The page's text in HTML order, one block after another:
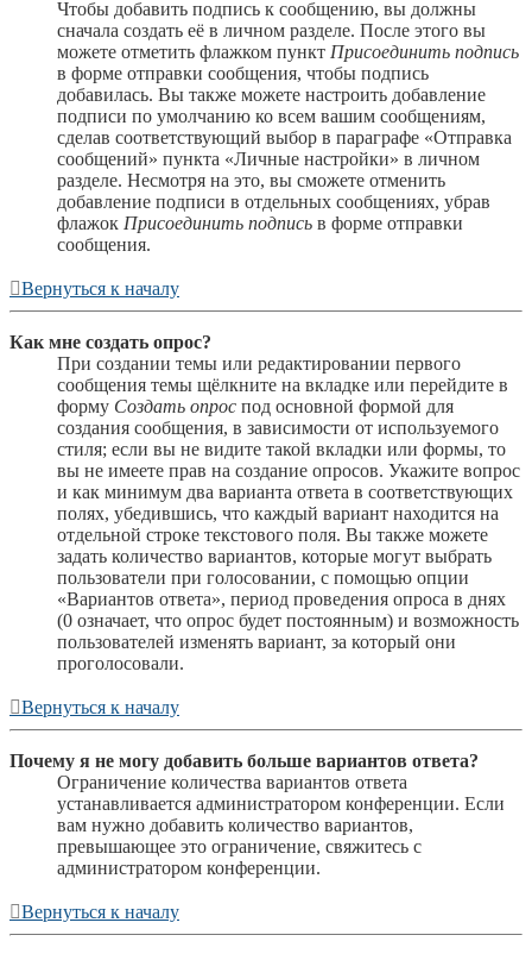
Чтобы добавить подпись к сообщению, вы должны
сначала создать её в личном разделе. После этого вы
можете отметить флажком пункт Присоединить подпись
в форме отправки сообщения, чтобы подпись
добавилась. Вы также можете настроить добавление
подписи по умолчанию ко всем вашим сообщениям,
сделав соответствующий выбор в параграфе «Отправка
сообщений» пункта «Личные настройки» в личном
разделе. Несмотря на это, вы сможете отменить
добавление подписи в отдельных сообщениях, убрав
флажок Присоединить подпись в форме отправки
сообщения.
Вернуться к началу
Как мне создать опрос?
При создании темы или редактировании первого
сообщения темы щёлкните на вкладке или перейдите в
форму Создать опрос под основной формой для
создания сообщения, в зависимости от используемого
стиля; если вы не видите такой вкладки или формы, то
вы не имеете прав на создание опросов. Укажите вопрос
и как минимум два варианта ответа в соответствующих
полях, убедившись, что каждый вариант находится на
отдельной строке текстового поля. Вы также можете
задать количество вариантов, которые могут выбрать
пользователи при голосовании, с помощью опции
«Вариантов ответа», период проведения опроса в днях
(0 означает, что опрос будет постоянным) и возможность
пользователей изменять вариант, за который они
проголосовали.
Вернуться к началу
Почему я не могу добавить больше вариантов ответа?
Ограничение количества вариантов ответа
устанавливается администратором конференции. Если
вам нужно добавить количество вариантов,
превышающее это ограничение, свяжитесь с
администратором конференции.
Вернуться к началу